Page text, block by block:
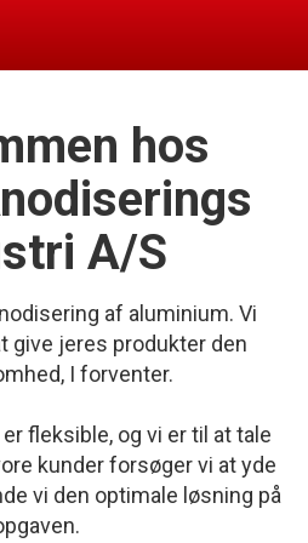
hos
A/S
af aluminium. Vi
give jeres produkter den
I forventer.
fleksible, og vi er til at tale
kunder forsøger vi at yde
vi den optimale løsning på